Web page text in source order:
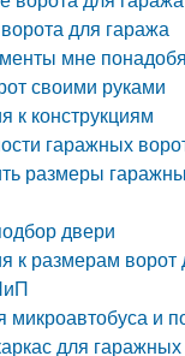
для гаража
мне
своими руками
к конструкциям
гаражных
размеры
двери
к размерам ворот
микроавтобуса и
для